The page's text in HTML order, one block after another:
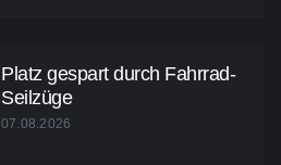
Platz gespart durch Fahrrad-
Seilzüge
07.08.2026